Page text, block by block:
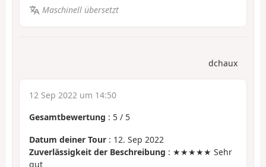
Maschinell übersetzt
dchaux
12 Sep 2022 um 14:50
Gesamtbewertung : 5 / 5
Datum deiner Tour : 12. Sep 2022
Zuverlässigkeit der Beschreibung : ★★★★★ Sehr
gut